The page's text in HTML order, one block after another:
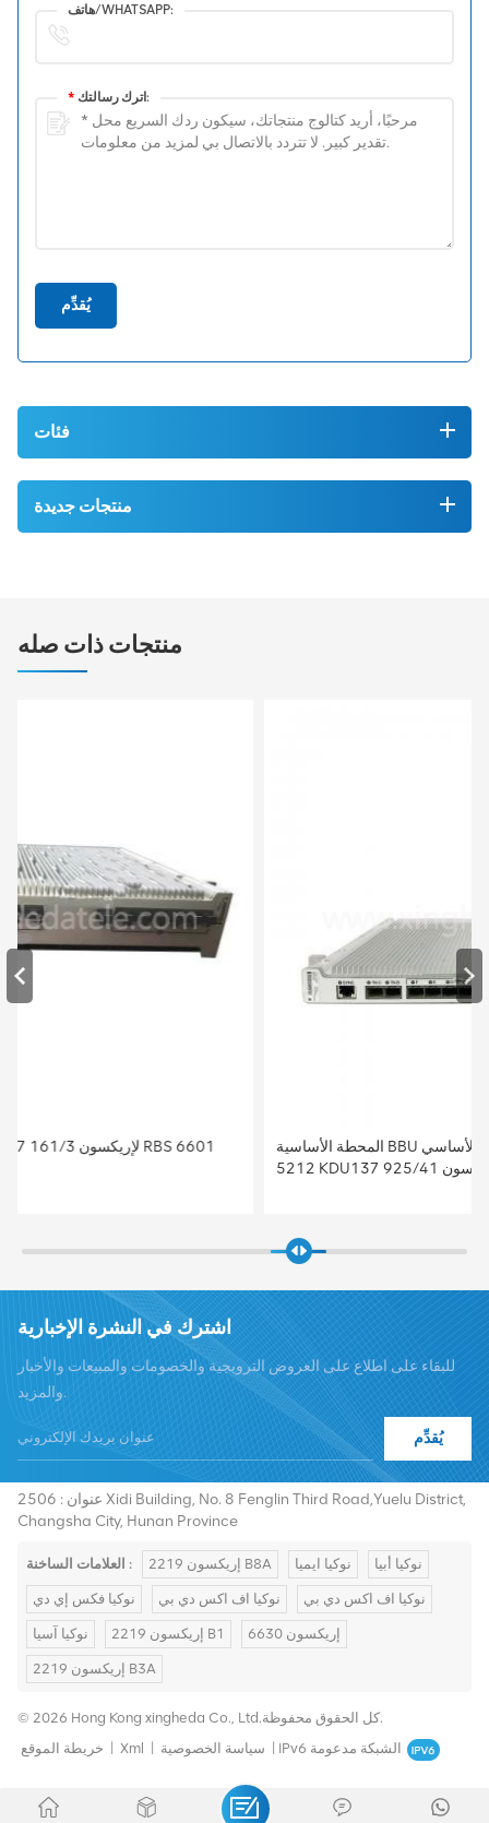
هاتف/WHATSAPP:
* اترك رسالتك:
يُقدِّم
فئات
منتجات جديدة
منتجات ذات صله
المحطة الأساسية BBU النطاق الأساسي إريكسون النطاق الأساسي
5212 KDU137 925/41 النطاق الأساسي 5212 لإريكسون
اشترك في النشرة الإخبارية
للبقاء على اطلاع على العروض الترويجية والخصومات والمبيعات والأخبار
والمزيد.
يُقدِّم
+8619376997331
عنوان : 2506 Xidi Building, No. 8 Fenglin Third Road,Yuelu District,
Changsha City, Hunan Province
العلامات الساخنة : إريكسون 2219 B8A نوكيا ايميا نوكيا أبيا
نوكيا فكس إي دي نوكيا اف اكس دي بي نوكيا اف اكس دي بي
نوكيا آسيا إريكسون 2219 B1 إريكسون 6630
إريكسون 2219 B3A
© 2026 Hong Kong xingheda Co., Ltd.كل الحقوق محفوظة.
خريطة الموقع
Xml سياسة الخصوصية IPv6 الشبكة مدعومة